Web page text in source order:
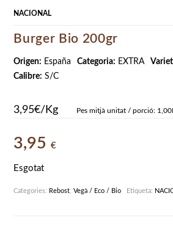
NACIONAL
Burger Bio 200gr
Origen: España Categoria: EXTRA
Calibre: S/C
3,95€/Kg Pes mitjà unitat / porció:
3,95€
Esgotat
Categories: Rebost,Vegà / Eco / Bio Etiqueta: